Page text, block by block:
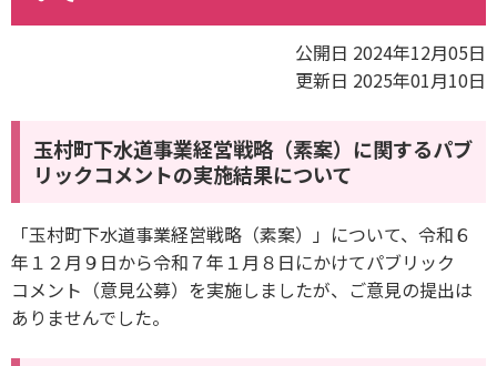
公開日 2024年12月05日
更新日 2025年01月10日
玉村町下水道事業経営戦略（素案）に関するパブ
リックコメントの実施結果について
「玉村町下水道事業経営戦略（素案）」について、令和６
年１２月９日から令和７年１月８日にかけてパブリック
コメント（意見公募）を実施しましたが、ご意見の提出は
ありませんでした。